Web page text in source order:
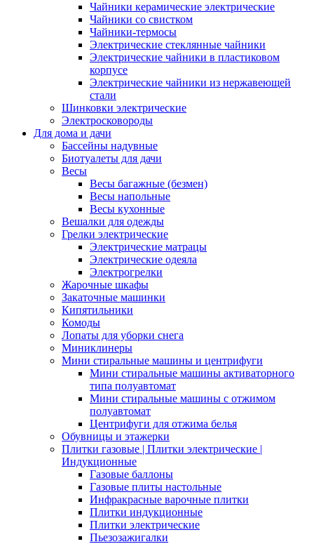
Чайники керамические электрические
Чайники со свистком
Чайники-термосы
Электрические стеклянные чайники
Электрические чайники в пластиковом
корпусе
Электрические чайники из нержавеющей
стали
Шинковки электрические
Электросковороды
Для дома и дачи
Бассейны надувные
Биотуалеты для дачи
Весы
Весы багажные (безмен)
Весы напольные
Весы кухонные
Вешалки для одежды
Грелки электрические
Электрические матрацы
Электрические одеяла
Электрогрелки
Жарочные шкафы
Закаточные машинки
Кипятильники
Комоды
Лопаты для уборки снега
Миниклинеры
Мини стиральные машины и центрифуги
Мини стиральные машины активаторного
типа полуавтомат
Мини стиральные машины с отжимом
полуавтомат
Центрифуги для отжима белья
Обувницы и этажерки
Плитки газовые | Плитки электрические |
Индукционные
Газовые баллоны
Газовые плиты настольные
Инфракрасные варочные плитки
Плитки индукционные
Плитки электрические
Пьезозажигалки